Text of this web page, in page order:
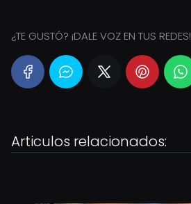
¿TE GUSTÓ? ¡DALE VOZ EN TUS REDES!
Articulos relacionados: